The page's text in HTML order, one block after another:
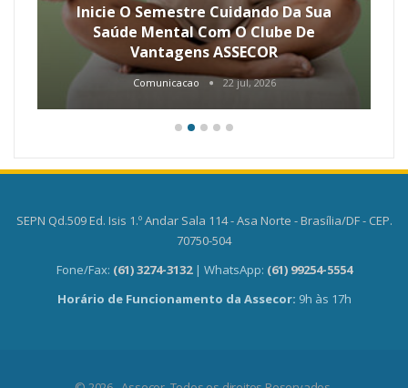
Inicie O Semestre Cuidando Da Sua
Saúde Mental Com O Clube De
Vantagens ASSECOR
Comunicacao 22 jul, 2026
SEPN Qd.509 Ed. Isis 1.º Andar Sala 114 - Asa Norte - Brasília/DF - CEP.
70750-504
Fone/Fax: (61) 3274-3132 | WhatsApp: (61) 99254-5554
Horário de Funcionamento da Assecor: 9h às 17h